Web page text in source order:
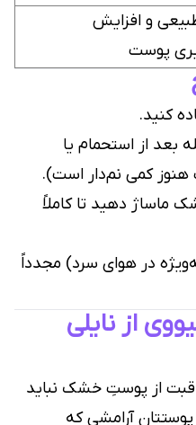
و افزایش
پوست
کنید.
بعد از استحمام یا
کمی نم‌دار است).
ماساژ دهید تا کاملاً
در هوای سرد) مجدداً
از نایلی
از پوستِ خشک نباید
آرامشی که